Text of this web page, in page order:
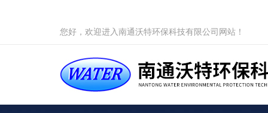
您好，欢迎进入南通沃特环保科技有限公司网站！